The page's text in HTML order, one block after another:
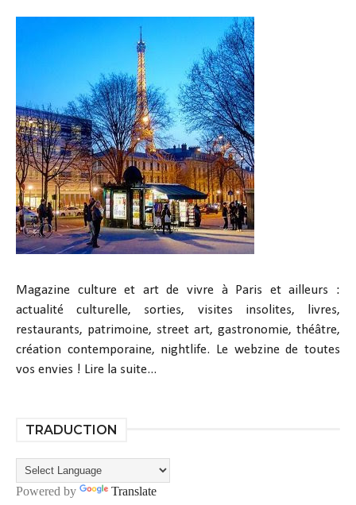
Magazine culture et art de vivre à Paris et ailleurs :
actualité culturelle, sorties, visites insolites, livres,
restaurants, patrimoine, street art, gastronomie, théâtre,
création contemporaine, nightlife. Le webzine de toutes
vos envies ! Lire la suite...
TRADUCTION
Powered by Translate